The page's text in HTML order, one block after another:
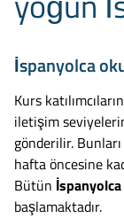
İspanyolca
Kurs
iletişim
gönderilir.
hafta öncesine
Bütün
başlamaktadır.